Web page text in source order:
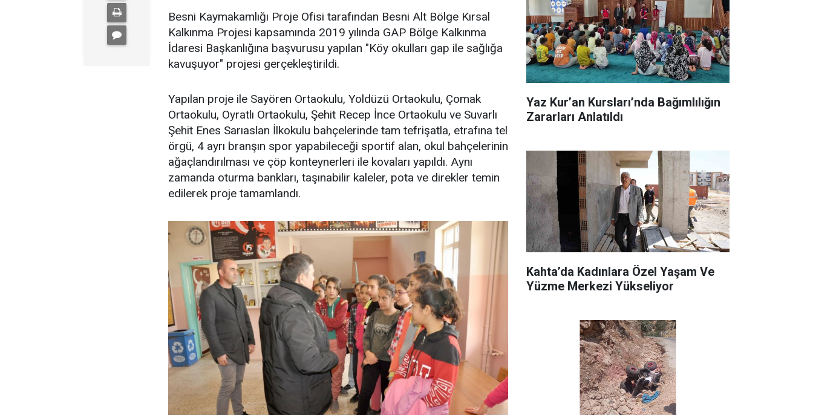
Besni Kaymakamlığı Proje Ofisi tarafından Besni Alt Bölge Kırsal
Kalkınma Projesi kapsamında 2019 yılında GAP Bölge Kalkınma
İdaresi Başkanlığına başvurusu yapılan "Köy okulları gap ile sağlığa
kavuşuyor" projesi gerçekleştirildi.
Yapılan proje ile Sayören Ortaokulu, Yoldüzü Ortaokulu, Çomak
Ortaokulu, Oyratlı Ortaokulu, Şehit Recep İnce Ortaokulu ve Suvarlı
Şehit Enes Sarıaslan İlkokulu bahçelerinde tam tefrişatla, etrafına tel
örgü, 4 ayrı branşın spor yapabileceği sportif alan, okul bahçelerinin
ağaçlandırılması ve çöp konteynerleri ile kovaları yapıldı. Aynı
zamanda oturma bankları, taşınabilir kaleler, pota ve direkler temin
edilerek proje tamamlandı.
Yaz Kur’an Kursları’nda Bağımlılığın
Zararları Anlatıldı
Kahta’da Kadınlara Özel Yaşam Ve
Yüzme Merkezi Yükseliyor